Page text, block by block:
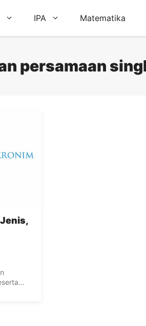
IPA Matematika
persamaan